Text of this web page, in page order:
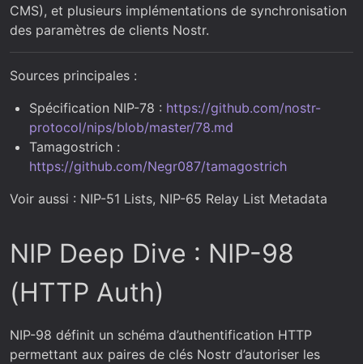
CMS), et plusieurs implémentations de synchronisation
des paramètres de clients Nostr.
Sources principales :
Spécification NIP-78 : https://github.com/nostr-
protocol/nips/blob/master/78.md
Tamagostrich :
https://github.com/Negr087/tamagostrich
Voir aussi : NIP-51 Lists, NIP-65 Relay List Metadata
NIP Deep Dive : NIP-98
(HTTP Auth)
NIP-98 définit un schéma d’authentification HTTP
permettant aux paires de clés Nostr d’autoriser les